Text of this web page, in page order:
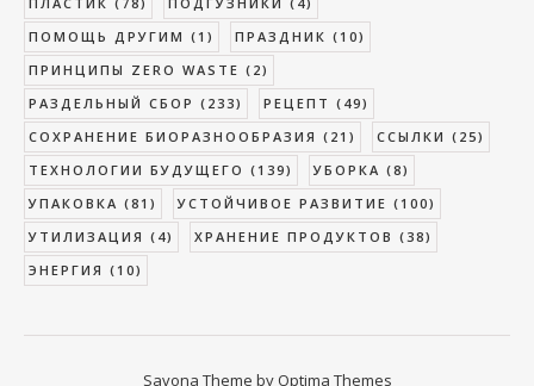
ПОМОЩЬ ДРУГИМ (1) ПРАЗДНИК (10)
ПРИНЦИПЫ ZERO WASTE (2)
РАЗДЕЛЬНЫЙ СБОР (233) РЕЦЕПТ (49)
СОХРАНЕНИЕ БИОРАЗНООБРАЗИЯ (21) ССЫЛКИ (25)
ТЕХНОЛОГИИ БУДУЩЕГО (139) УБОРКА (8)
УПАКОВКА (81) УСТОЙЧИВОЕ РАЗВИТИЕ (100)
УТИЛИЗАЦИЯ (4) ХРАНЕНИЕ ПРОДУКТОВ (38)
ЭНЕРГИЯ (10)
Savona Theme by Optima Themes